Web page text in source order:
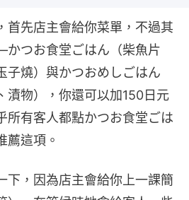
首先店主會給你菜單，不過其
つお食堂ごはん（柴魚片
子燒）與かつおめしごはん
漬物），你還可以加150日元
所有客人都點かつお食堂ごは
薦這項。
下，因為店主會給你上一課簡